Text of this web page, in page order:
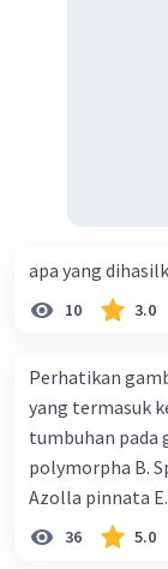
apa yang
10 3.0
Perhatikan
yang termasuk
tumbuhan pada
polymorpha B.
Azolla pinnata
36 5.0